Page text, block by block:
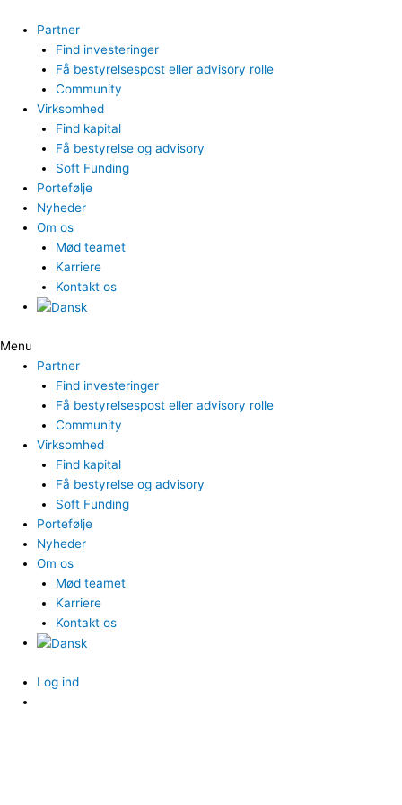
indholdet
Partner
Find investeringer
Få bestyrelsespost eller advisory rolle
Community
Virksomhed
Find kapital
Få bestyrelse og advisory
Soft Funding
Portefølje
Nyheder
Om os
Mød teamet
Karriere
Kontakt os
Menu
Partner
Find investeringer
Få bestyrelsespost eller advisory rolle
Community
Virksomhed
Find kapital
Få bestyrelse og advisory
Soft Funding
Portefølje
Nyheder
Om os
Mød teamet
Karriere
Kontakt os
Log ind